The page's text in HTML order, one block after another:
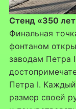
Стенд «350
Финальная
фонтаном
заводам Петра
Петра I.
размер своей